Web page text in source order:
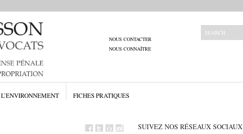
NOUS CONTACTER
NOUS CONNAÎTRE
FICHES PRATIQUES
SUIVEZ NOS RÉSEAUX SOCIAUX